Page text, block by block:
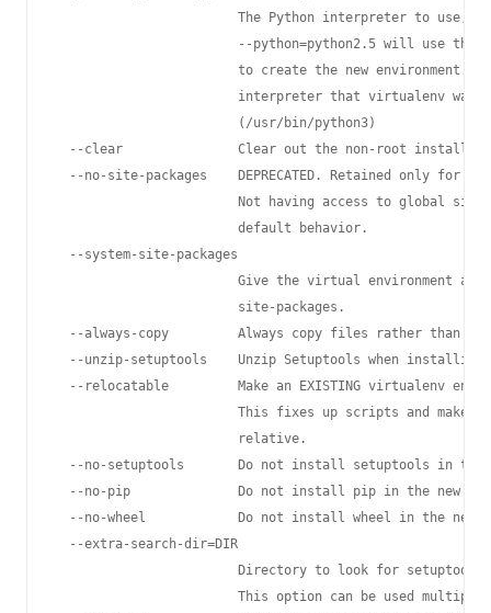
The Python interpreter to use,
--python=python2.5 will use the
to create the new environment.
interpreter that virtualenv was
                        (/usr/bin/python3)
--clear               Clear out the non-root install
--no-site-packages    DEPRECATED. Retained only for
Not having access to global
                        default behavior.
  --system-site-packages
Give the virtual environment
                        site-packages.
--always-copy         Always copy files rather than
--unzip-setuptools    Unzip Setuptools when installing
--relocatable         Make an EXISTING virtualenv
This fixes up scripts and makes
                        relative.
--no-setuptools       Do not install setuptools in the
--no-pip              Do not install pip in the new
--no-wheel            Do not install wheel in the new
  --extra-search-dir=DIR
Directory to look for
This option can be used multiple